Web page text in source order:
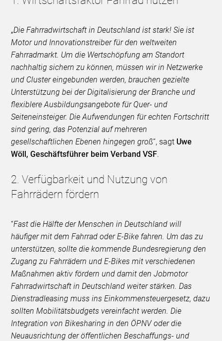
„Die Fahrradwirtschaft in Deutschland ist stark! Sie ist
Motor und Innovationstreiber für den weltweiten
Fahrradmarkt. Um die Wertschöpfung am Standort
nachhaltig sichern zu können, müssen wir in Netzwerke
und Cluster eingebunden werden, brauchen gezielte
Unterstützung bei der Digitalisierung der Branche und
flexiblere Ausbildungsangebote für Quer- und
Seiteneinsteiger. Die Aufwendungen für echten Fortschritt
sind gering, das Potenzial auf mehreren
gesellschaftlichen Ebenen hingegen groß“, sagt Uwe
Wöll, Geschäftsführer beim Verband VSF.
2. Verfügbarkeit und Nutzung von
Fahrrädern fördern
“Fast die Hälfte der Menschen in Deutschland will
häufiger mit dem Fahrrad oder E-Bike fahren. Um das zu
unterstützen, sollte die kommende Bundesregierung den
Zugang zu Fahrrädern und E-Bikes mit verschiedenen
Maßnahmen aktiv fördern und damit den Jobmotor
Fahrradwirtschaft in Deutschland weiter stärken. Das
Dienstradleasing muss ins Einkommensteuergesetz, dazu
sollten Mobilitätsbudgets vereinfacht werden. Die
Integration von Bikesharing in den ÖPNV oder die
Neuausrichtung der öffentlichen Beschaffungs- und